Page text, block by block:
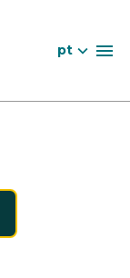
pt